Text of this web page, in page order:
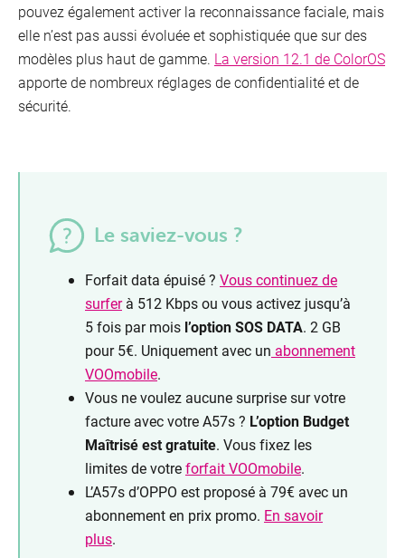
pouvez également activer la reconnaissance faciale, mais
elle n’est pas aussi évoluée et sophistiquée que sur des
modèles plus haut de gamme. La version 12.1 de ColorOS
apporte de nombreux réglages de confidentialité et de
sécurité.
Le saviez-vous ?
Forfait data épuisé ? Vous continuez de
surferà 512 Kbps ou vous activez jusqu’à
5 fois par mois l’option SOS DATA. 2 GB
pour 5€. Uniquement avec un abonnement
VOOmobile.
Vous ne voulez aucune surprise sur votre
facture avec votre A57s ? L’option Budget
Maîtrisé est gratuite. Vous fixez les
limites de votreforfait VOOmobile.
L’A57s d’OPPO est proposé à 79€ avec un
abonnement en prix promo. En savoir
plus.